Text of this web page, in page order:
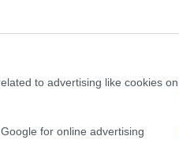
to advertising like cookies on
for online advertising
αιώνα ζωής